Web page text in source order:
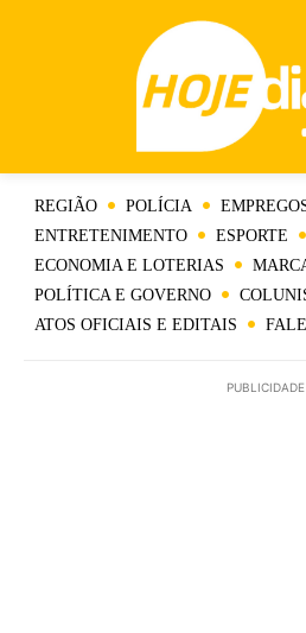
REGIÃO POLÍCIA
ENTRETENIMENTO
ESPORTE
ECONOMIA E LOTERIAS
POLÍTICA E GOVERNO
ATOS OFICIAIS E EDITAIS
PUBLICIDADE